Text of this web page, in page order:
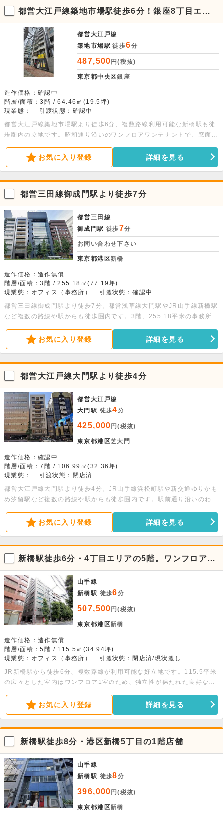
都営大江戸線築地市場駅徒歩6分！銀座8丁目エリ
アの3階店舗物件。
都営大江戸線
築地市場駅 徒歩6分
487,500 円(税抜)
東京都中央区銀座
造作価格：確認中
階層/面積：3階 / 64.46㎡(19.5坪)
現業態：
引渡状態：確認中
都営大江戸線築地市場駅より徒歩6分、複数路線利用可能な新橋駅も徒
歩圏内の立地です。昭和通り沿いのワンフロアワンテナントで、窓面が
ス業や軽飲食もご相談いただけます。詳細につきましてはお問い合わせ
ください。
お気に入り登録 詳細を見る
都営三田線御成門駅より徒歩7分
都営三田線
御成門駅 徒歩7分
お問い合わせ下さい
東京都港区新橋
造作価格：造作無償
階層/面積：3階 / 255.18㎡(77.19坪)
現業態：オフィス（事務所）
引渡状態：確認中
都営三田線御成門駅より徒歩7分。都営浅草線大門駅やJR山手線新橋駅
など複数の路線や駅からも徒歩圏内です。3階、255.18平米の事務所物
工事を完了しております。1階には入居者専用ラウンジがあります。
お気に入り登録 詳細を見る
都営大江戸線大門駅より徒歩4分
都営大江戸線
大門駅 徒歩4分
425,000 円(税抜)
東京都港区芝大門
造作価格：確認中
階層/面積：7階 / 106.99㎡(32.36坪)
現業態：
引渡状態：閉店済
都営大江戸線大門駅より徒歩4分。JR山手線浜松町駅や新交通ゆりかも
め汐留駅など複数の路線や駅からも徒歩圏内です。駅前通り沿いのわか
の方もお気軽にご相談ください。
お気に入り登録 詳細を見る
新橋駅徒歩6分・4丁目エリアの5階。ワンフロア1
室の貸事務所
山手線
新橋駅 徒歩6分
507,500 円(税抜)
東京都港区新橋
造作価格：造作無償
階層/面積：5階 / 115.5㎡(34.94坪)
現業態：オフィス（事務所）
引渡状態：閉店済/現状渡し
JR新橋駅から徒歩6分、複数路線が利用可能な好立地です。115.5平米
の広々とした室内はワンフロア1室のため、独立性が保たれた良好な環
オフィスとして即戦力で活用いただけます。
お気に入り登録 詳細を見る
新橋駅徒歩8分・港区新橋5丁目の1階店舗
山手線
新橋駅 徒歩8分
396,000 円(税抜)
東京都港区新橋